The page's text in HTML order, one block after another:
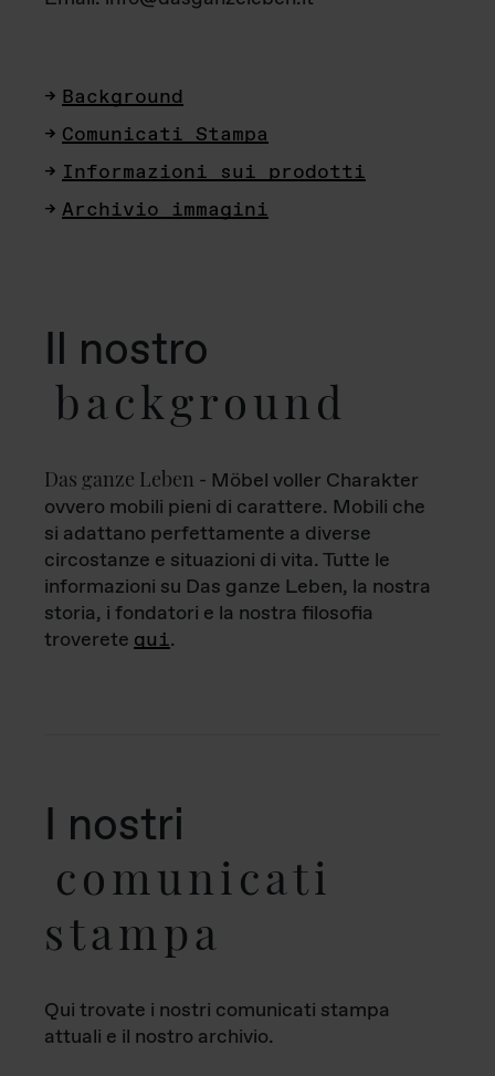
Background
Comunicati Stampa
Informazioni sui prodotti
Archivio immagini
Il nostro
background
Das ganze Leben - Möbel voller Charakter
ovvero mobili pieni di carattere. Mobili che
si adattano perfettamente a diverse
circostanze e situazioni di vita. Tutte le
informazioni su Das ganze Leben, la nostra
storia, i fondatori e la nostra filosofia
troverete qui.
I nostri
comunicati
stampa
Qui trovate i nostri comunicati stampa
attuali e il nostro archivio.